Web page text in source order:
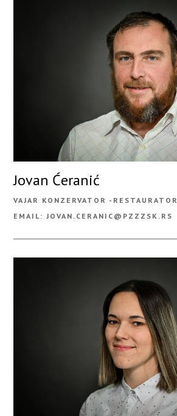
Jovan Ćeranić
VAJAR KONZERVATOR -RESTAURATOR
EMAIL: JOVAN.CERANIC@PZZZSK.RS